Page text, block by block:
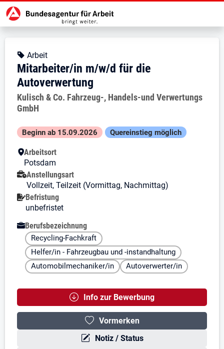
Zur Jobsuche Startseite
Stellendetails zu: Mitarbeiter/in
Mitarbeiter/in m/w/d für die
Mitarbeiter/in m/w/d für die
Kopfbereich
Angebotsart:
Arbeit
Mitarbeiter/in m/w/d für die
Autoverwertung
Arbeitgeber:
Kulisch & Co. Fahrzeug-, Handels-und Verwertungs
GmbH
Besondere Merkmale
Beginn ab 15.09.2026 Quereinstieg möglich
Arbeitsort
Potsdam
Anstellungsart
Vollzeit, Teilzeit (Vormittag, Nachmittag)
Befristung
unbefristet
Berufsbezeichnung
Recycling-Fachkraft
Helfer/in - Fahrzeugbau und -instandhaltung
Automobilmechaniker/in
Autoverwerter/in
Info zur Bewerbung
Vormerken
Notiz / Status